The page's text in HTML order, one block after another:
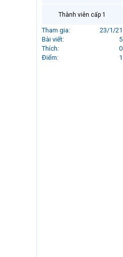
Thành viên cấp 1
Tham gia
23/1/21
Bài viết
5
Thích
0
Điểm
1